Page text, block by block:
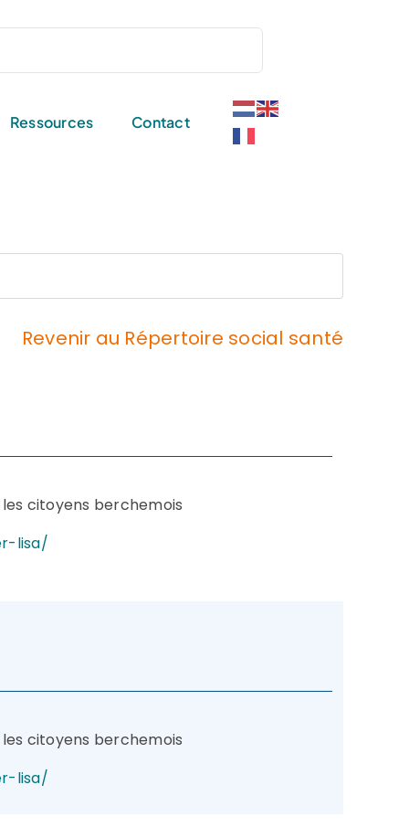
Ressources Contact
Revenir au Répertoire social santé
citoyens berchemois
lisa/
citoyens berchemois
lisa/